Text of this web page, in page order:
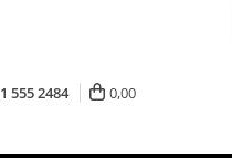
555 2484 0,00